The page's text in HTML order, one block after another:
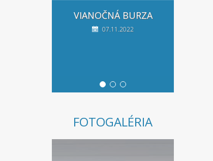
VIANOČNÁ BURZA
07.11.2022
FOTOGALÉRIA